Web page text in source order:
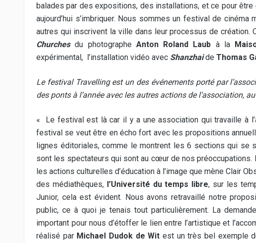
balades par des expositions, des installations, et ce pour
aujourd’hui s’imbriquer. Nous sommes un festival de
autres qui inscrivent la ville dans leur processus de création.
Churchesdu photographe Anton Roland Laub à la
expérimental, l’installation vidéo avec Shanzhai de Thomas
Le festival Travelling est un des événements porté par
des ponts à l’année avec les autres actions de l’association,
« Le festival est là car il y a une association qui travaille à
festival se veut être en écho fort avec les propositions
lignes éditoriales, comme le montrent les 6 sections qui se
sont les spectateurs qui sont au cœur de nos
les actions culturelles d’éducation à l’image que mène Clair
des médiathèques, l’Université du temps libre, sur les
Junior, cela est évident. Nous avons retravaillé notre
public, ce à quoi je tenais tout particulièrement. La
important pour nous d’étoffer le lien entre l’artistique et
réalisé par Michael Dudok de Wit est un très bel exemple